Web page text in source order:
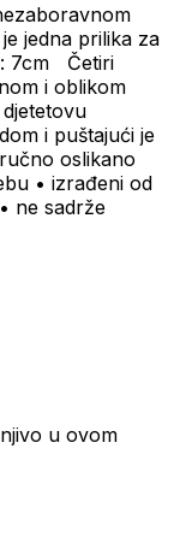
jedna prilika za
7cm
Četiri
i oblikom
i puštajući je
oslikano
• izrađeni od
• ne sadrže
u ovom